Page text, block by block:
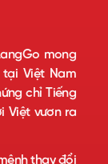
mong
Việt Nam
chỉ Tiếng
Việt vươn ra
thay đổi